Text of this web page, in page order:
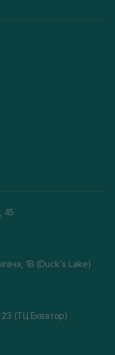
45
1В (Duck's Lake)
23 (ТЦ Екватор)